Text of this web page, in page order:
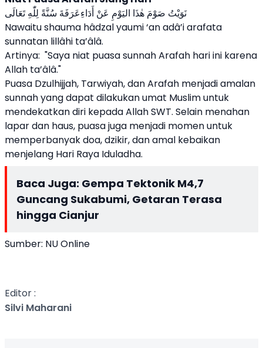
نَوَيْتُ صَوْمَ هٰذَا اليَوْمِ عَنْ أَدَاءِعَرَفَةَ سُنَّةً لِلّٰهِ تَعَالَى
Nawaitu shauma hâdzal yaumi ‘an adâ’i arafata
sunnatan lillâhi ta’âlâ.
Artinya: "Saya niat puasa sunnah Arafah hari ini karena
Allah ta’âlâ."
Puasa Dzulhijjah, Tarwiyah, dan Arafah menjadi amalan
sunnah yang dapat dilakukan umat Muslim untuk
mendekatkan diri kepada Allah SWT. Selain menahan
lapar dan haus, puasa juga menjadi momen untuk
memperbanyak doa, dzikir, dan amal kebaikan
menjelang Hari Raya Iduladha.
Baca Juga: Gempa Tektonik M4,7
Guncang Sukabumi, Getaran Terasa
hingga Cianjur
Sumber: NU Online
Editor :
Silvi Maharani